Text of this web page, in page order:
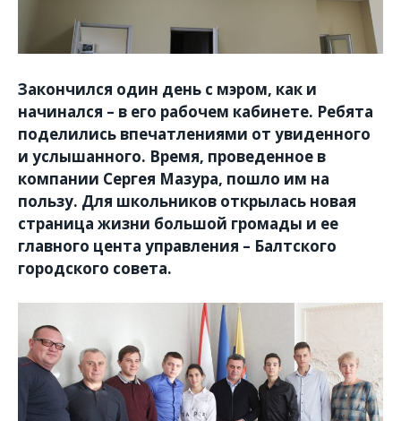
Закончился один день с мэром, как и
начинался – в его рабочем кабинете. Ребята
поделились впечатлениями от увиденного
и услышанного. Время, проведенное в
компании Сергея Мазура, пошло им на
пользу. Для школьников открылась новая
страница жизни большой громады и ее
главного цента управления – Балтского
городского совета.